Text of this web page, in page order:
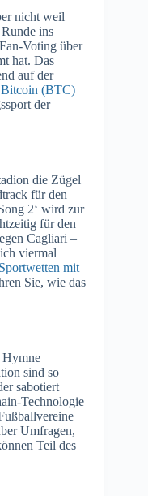
nicht weil
ins
Voting über
hat. Das
auf der
Bitcoin (BTC)
der
die Zügel
für den
2‘ wird zur
für den
Cagliari –
viermal
Sportwetten mit
Sie, wie das
Hymne
sind so
sabotiert
Technologie
Umfragen,
Teil des